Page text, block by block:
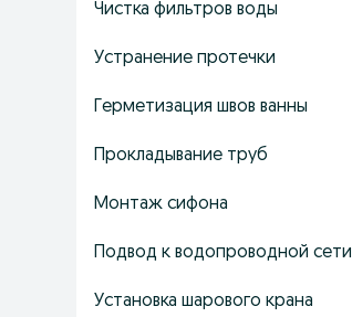
Чистка фильтров воды
Устранение протечки
Герметизация швов ванны
Прокладывание труб
Монтаж сифона
Подвод к водопроводной сети
Установка шарового крана